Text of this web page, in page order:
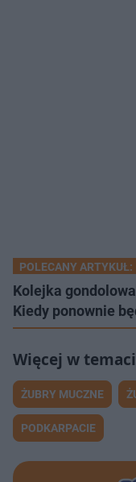
POLECANY ARTYKUŁ:
Kolejka
Kiedy ponownie
ŻUBRY MUCZNE
PODKARPACIE